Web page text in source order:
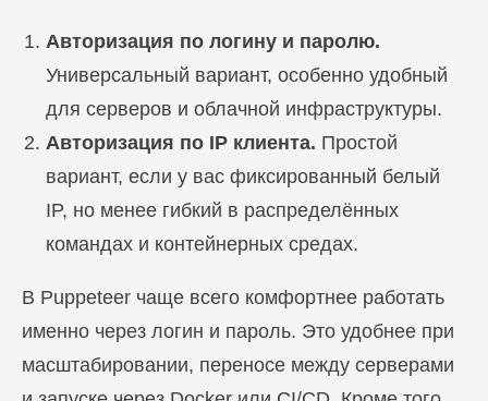
Авторизация по логину и паролю.
Универсальный вариант, особенно удобный
для серверов и облачной инфраструктуры.
Авторизация по IP клиента. Простой
вариант, если у вас фиксированный белый
IP, но менее гибкий в распределённых
командах и контейнерных средах.
В Puppeteer чаще всего комфортнее работать
именно через логин и пароль. Это удобнее при
масштабировании, переносе между серверами